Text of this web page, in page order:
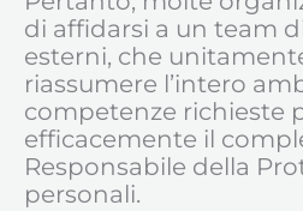
di affidarsi a un team
esterni, che
riassumere l’intero
competenze richieste
efficacemente il
Responsabile della
personali.